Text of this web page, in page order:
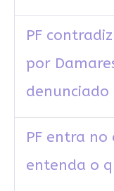
PF
por
denunciado
PF entra
entenda o